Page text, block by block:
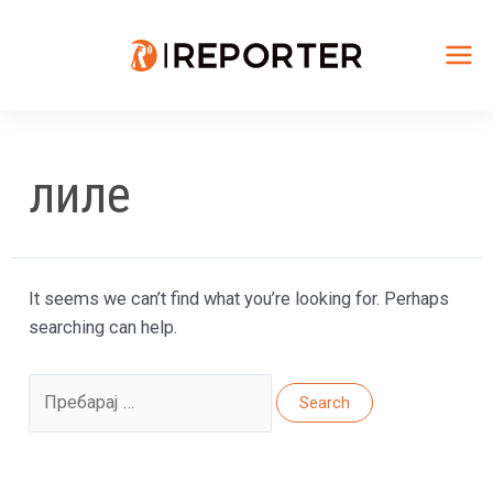
лиле
It seems we can’t find what you’re looking for. Perhaps
searching can help.